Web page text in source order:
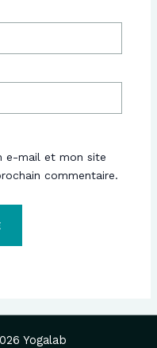
e-mail et mon site
commentaire.
Yogalab